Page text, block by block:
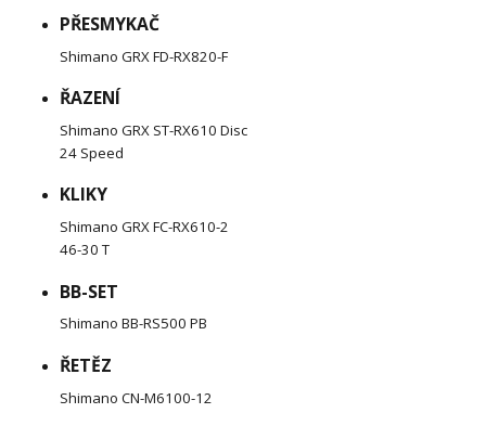
PŘESMYKAČ
Shimano GRX FD-RX820-F
ŘAZENÍ
Shimano GRX ST-RX610 Disc
24 Speed
KLIKY
Shimano GRX FC-RX610-2
46-30 T
BB-SET
Shimano BB-RS500 PB
ŘETĚZ
Shimano CN-M6100-12